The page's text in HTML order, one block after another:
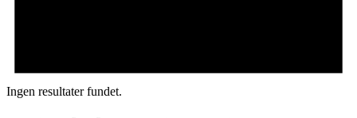
Ingen resultater fundet.